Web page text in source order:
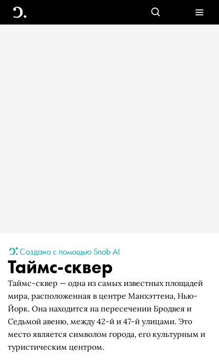
Создано с помощью Snob AI
Таймс-сквер
Таймс-сквер — одна из самых известных площадей
мира, расположенная в центре Манхэттена, Нью-
Йорк. Она находится на пересечении Бродвея и
Седьмой авеню, между 42-й и 47-й улицами. Это
место является символом города, его культурным и
туристическим центром.